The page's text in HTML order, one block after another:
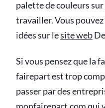
palette de couleurs
travailler. Vous
idées sur lesite web
Si vous pensez que la
fairepart est trop
passer par des